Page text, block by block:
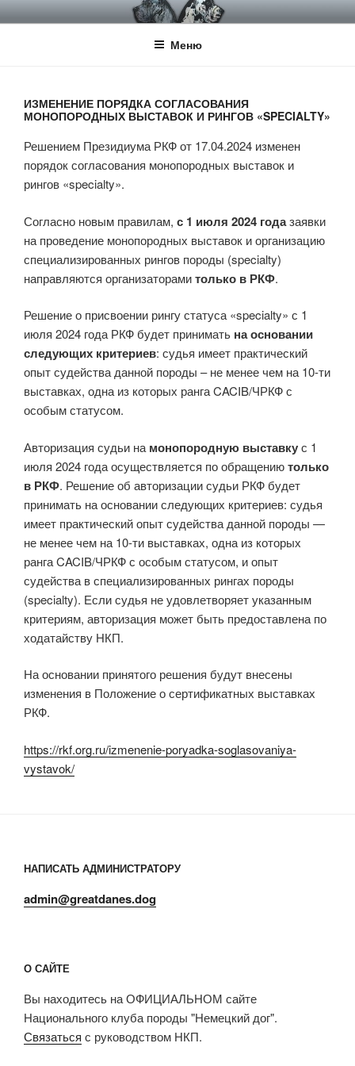
Перейти
к
НКП НЕМЕЦКИЙ ДОГ
Официальный сайт НКП Немецкий Дог
Меню
ИЗМЕНЕНИЕ ПОРЯДКА СОГЛАСОВАНИЯ
МОНОПОРОДНЫХ ВЫСТАВОК И РИНГОВ «SPECIALTY»
Решением Президиума РКФ от 17.04.2024 изменен
порядок согласования монопородных выставок и
рингов «specialty».
Согласно новым правилам, с 1 июля 2024 годазаявки
на проведение монопородных выставок и организацию
специализированных рингов породы (specialty)
направляются организаторамитолько в РКФ.
Решение о присвоении рингу статуса «specialty» с 1
июля 2024 года РКФ будет принимать на основании
следующих критериев: судья имеет практический
опыт судейства данной породы – не менее чем на 10-ти
выставках, одна из которых ранга CACIB/ЧРКФ с
особым статусом.
Авторизация судьи на монопородную выставкус 1
июля 2024 года осуществляется по обращениютолько
в РКФ. Решение об авторизации судьи РКФ будет
принимать на основании следующих критериев: судья
имеет практический опыт судейства данной породы —
не менее чем на 10-ти выставках, одна из которых
ранга CACIB/ЧРКФ с особым статусом, и опыт
судейства в специализированных рингах породы
(specialty). Если судья не удовлетворяет указанным
критериям, авторизация может быть предоставлена по
ходатайству НКП.
На основании принятого решения будут внесены
изменения в Положение о сертификатных выставках
РКФ.
https://rkf.org.ru/izmenenie-poryadka-soglasovaniya-
vystavok/
НАПИСАТЬ АДМИНИСТРАТОРУ
admin@greatdanes.dog
О САЙТЕ
Вы находитесь на ОФИЦИАЛЬНОМ сайте
Национального клуба породы "Немецкий дог".
Связаться с руководством НКП.